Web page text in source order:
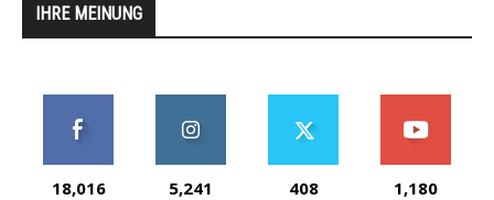
IHRE MEINUNG
18,016 5,241 408 1,180